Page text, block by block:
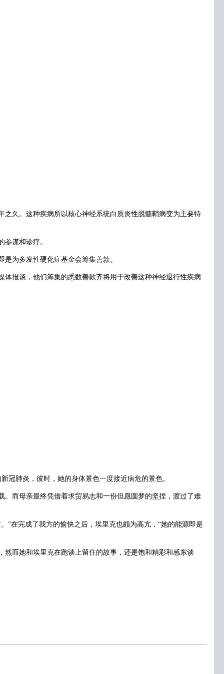
久。这种疾病所以核心神经系统白质炎性脱髓鞘病变为主要特
谋和诊疗。
为多发性硬化症基金会筹集善款。
报谈，他们筹集的悉数善款齐将用于改善这种神经退行性疾病
肺炎，彼时，她的身体景色一度接近病危的景色。
而母亲最终凭借着求贸易志和一份但愿圆梦的坚捏，渡过了难
完成了我方的愉快之后，埃里克也颇为高亢，“她的能源即是
而她和埃里克在跑谈上留住的故事，还是饱和精彩和感东谈